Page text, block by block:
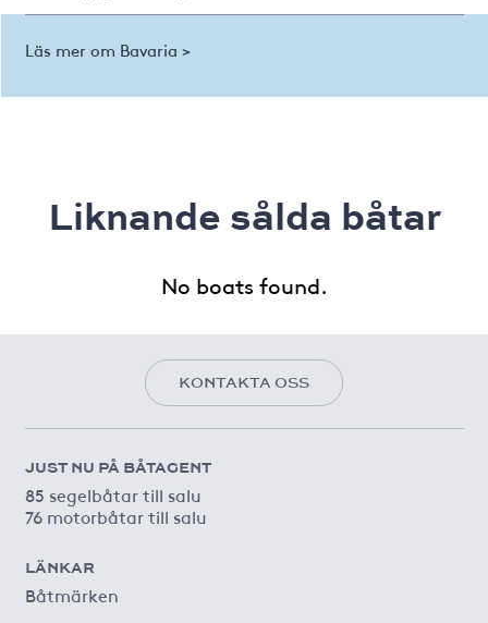
Läs mer om Bavaria >
Liknande sålda båtar
No boats found.
KONTAKTA OSS
JUST NU PÅ BÅTAGENT
85 segelbåtar till salu
76 motorbåtar till salu
LÄNKAR
Båtmärken